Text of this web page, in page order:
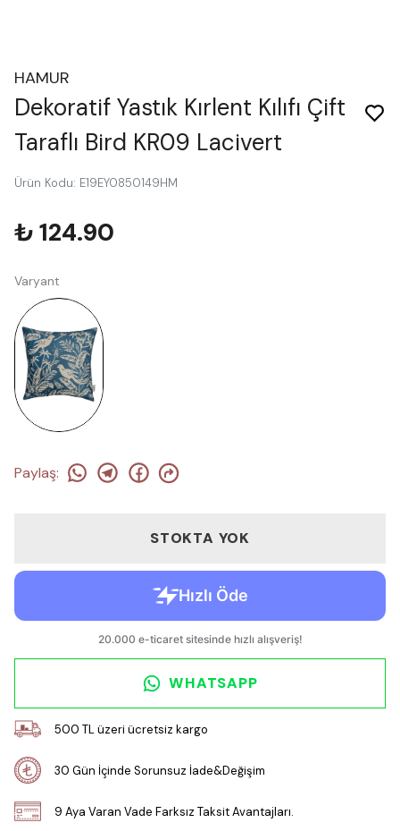
HAMUR
Dekoratif Yastık Kırlent Kılıfı Çift
Taraflı Bird KR09 Lacivert
Ürün Kodu: E19EY0850149HM
₺ 124.90
Varyant
Paylaş:
STOKTA YOK
WHATSAPP
500 TL üzeri ücretsiz kargo
30 Gün İçinde Sorunsuz İade&Değişim
9 Aya Varan Vade Farksız Taksit Avantajları.